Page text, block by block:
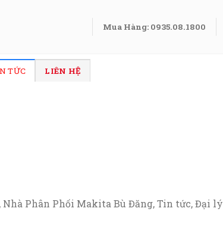
Mua Hàng: 0935.08.1800
TỨC LIÊN HỆ
Phân Phối Makita Bù Đăng, Tin tức, Đại lý